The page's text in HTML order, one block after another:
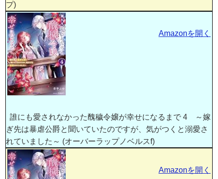
プ)
誰にも愛されなかった醜穢令嬢が幸せになるまで 4 ～嫁
ぎ先は暴虐公爵と聞いていたのですが、気がつくと溺愛さ
れていました～ (オーバーラップノベルスf)
Amazonを開く
Amazonを開く